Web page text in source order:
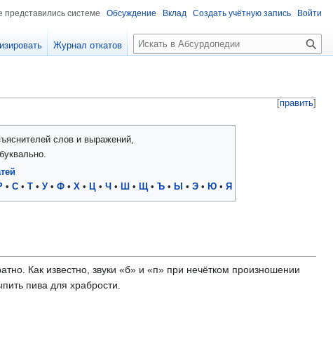
[править]
слов и выражений,
• С • Т • У • Ф • Х • Ц • Ч • Ш • Щ • Ъ • Ы • Э • Ю • Я
Как известно, звуки «б» и «п» при нечётком произношении
пива для храбрости.
представились системе Обсуждение Вклад Создать учётную запись Войти
Журнал откатов
П
о
к